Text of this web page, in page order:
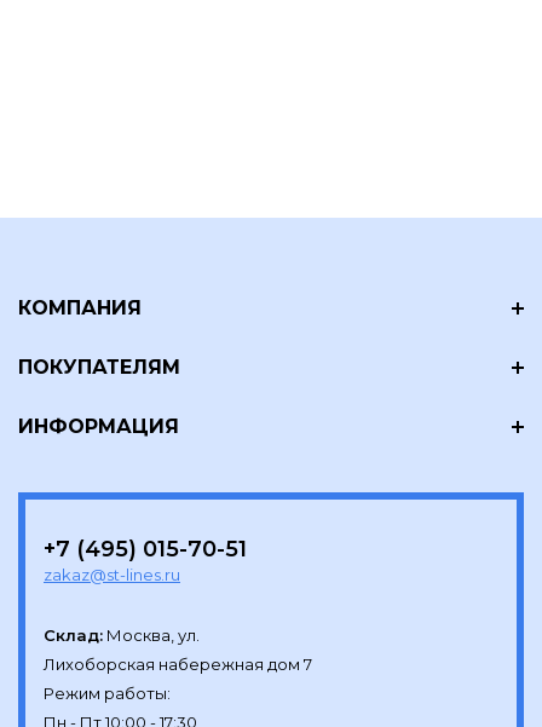
КОМПАНИЯ
ПОКУПАТЕЛЯМ
ИНФОРМАЦИЯ
+7 (495) 015-70-51
zakaz@st-lines.ru
Склад: Москва, ул.
Лихоборская набережная дом 7
Режим работы: